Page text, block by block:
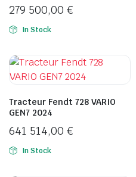
279 500,00 €
In Stock
Tracteur Fendt 728 VARIO
GEN7 2024
641 514,00 €
In Stock